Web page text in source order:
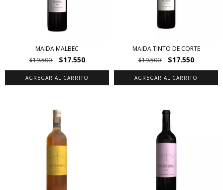
MAIDA MALBEC
$19.500
$17.550
MAIDA TINTO DE CORTE
$19.500
$17.550